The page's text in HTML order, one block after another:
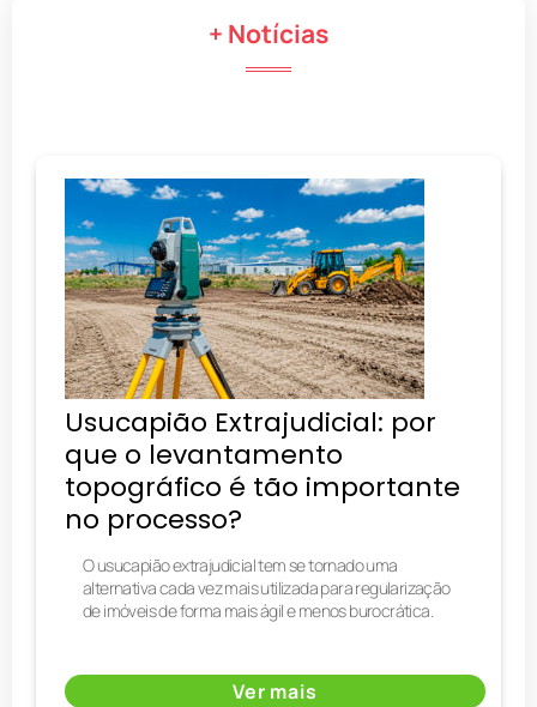
+ Notícias
Usucapião Extrajudicial: por
que o levantamento
topográfico é tão importante
no processo?
O usucapião extrajudicial tem se tornado uma
alternativa cada vez mais utilizada para regularização
de imóveis de forma mais ágil e menos burocrática.
Ver mais